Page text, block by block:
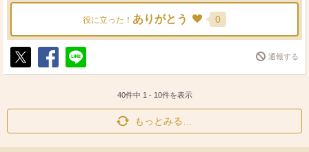
役に立った！ ありがとう 0
ポ
シ
送
通報する
40件中 1 - 10件を表示
もっとみる…